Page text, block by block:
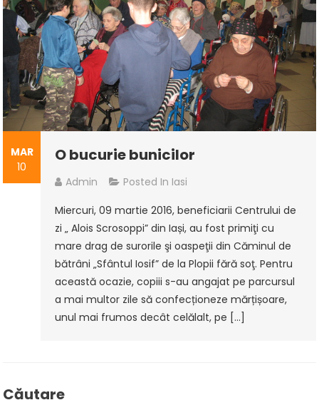
MAR
10
O bucurie bunicilor
Admin Posted In Iasi
Miercuri, 09 martie 2016, beneficiarii Centrului de
zi „ Alois Scrosoppi” din Iași, au fost primiţi cu
mare drag de surorile şi oaspeţii din Căminul de
bătrâni „Sfântul Iosif” de la Plopii fără soţ. Pentru
această ocazie, copiii s-au angajat pe parcursul
a mai multor zile să confecționeze mărțișoare,
unul mai frumos decât celălalt, pe […]
Căutare